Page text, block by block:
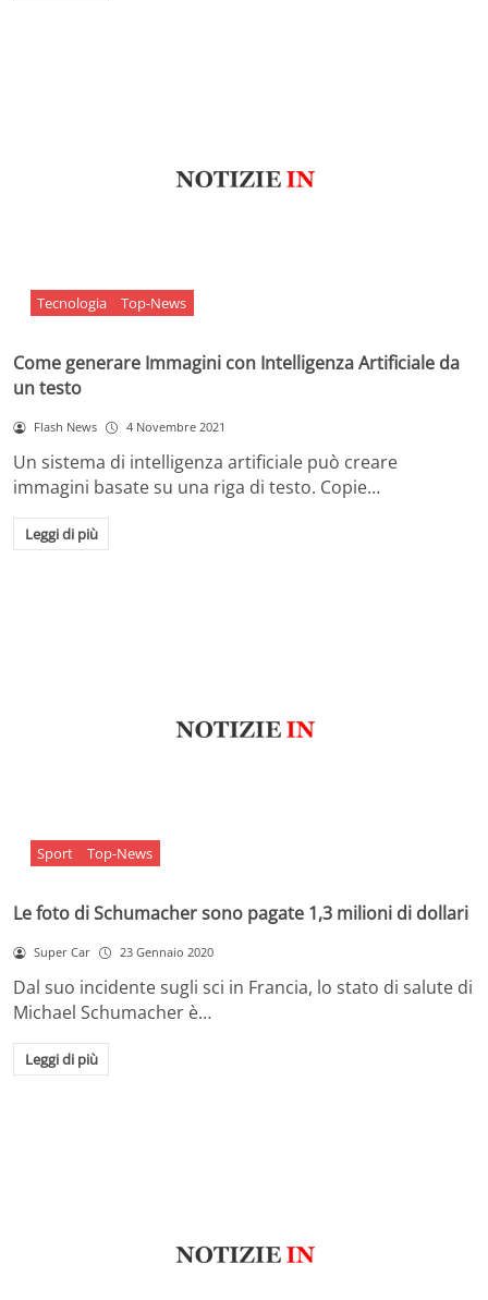
Tecnologia Top-News
Come generare Immagini con Intelligenza Artificiale da
un testo
Flash News 4 Novembre 2021
Un sistema di intelligenza artificiale può creare
immagini basate su una riga di testo. Copie…
Leggi di più
Sport Top-News
Le foto di Schumacher sono pagate 1,3 milioni di dollari
Super Car 23 Gennaio 2020
Dal suo incidente sugli sci in Francia, lo stato di salute di
Michael Schumacher è…
Leggi di più